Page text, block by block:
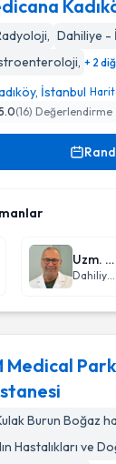
, Dahiliye -
, + 2
, İstanbul
(16) Değerlendirme
Uzm. Dr. Sadi Rüştü Vural
Dahiliye - İç Hastalıkları
Medical
Burun Boğaz
Hastalıkları ve